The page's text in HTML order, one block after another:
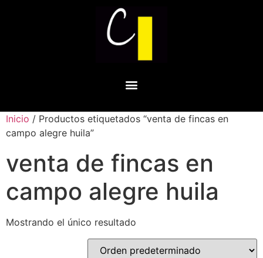
Inicio / Productos etiquetados “venta de fincas en
campo alegre huila”
venta de fincas en
campo alegre huila
Mostrando el único resultado